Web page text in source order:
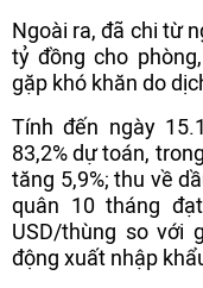
Ngoài ra, đã chi từ
tỷ đồng cho
gặp khó khăn do
Tính đến ngày
83,2% dự toán,
tăng 5,9%; thu về
quân 10 tháng
USD/thùng so với
động xuất nhập